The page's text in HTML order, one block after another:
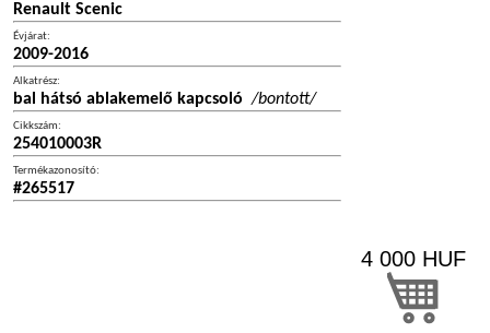
Renault Scenic
Évjárat:
2009-2016
Alkatrész:
bal hátsó ablakemelő kapcsoló/bontott/
Cikkszám:
254010003R
Termékazonosító:
#265517
4 000 HUF